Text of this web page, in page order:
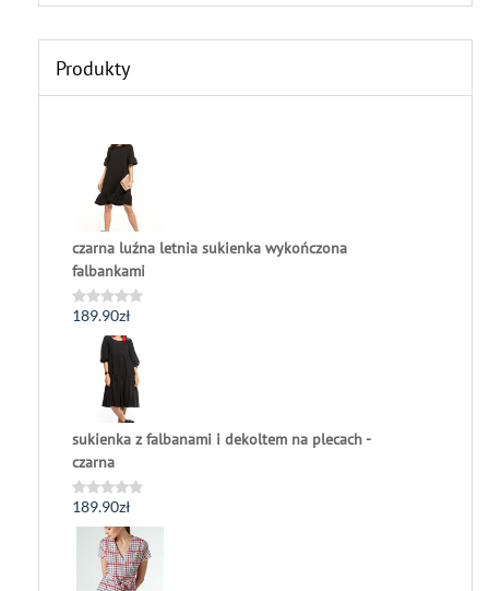
Produkty
czarna luźna letnia sukienka wykończona
falbankami
Oceniono
189.90zł
sukienka z falbanami i dekoltem na plecach -
czarna
Oceniono
0
189.90zł